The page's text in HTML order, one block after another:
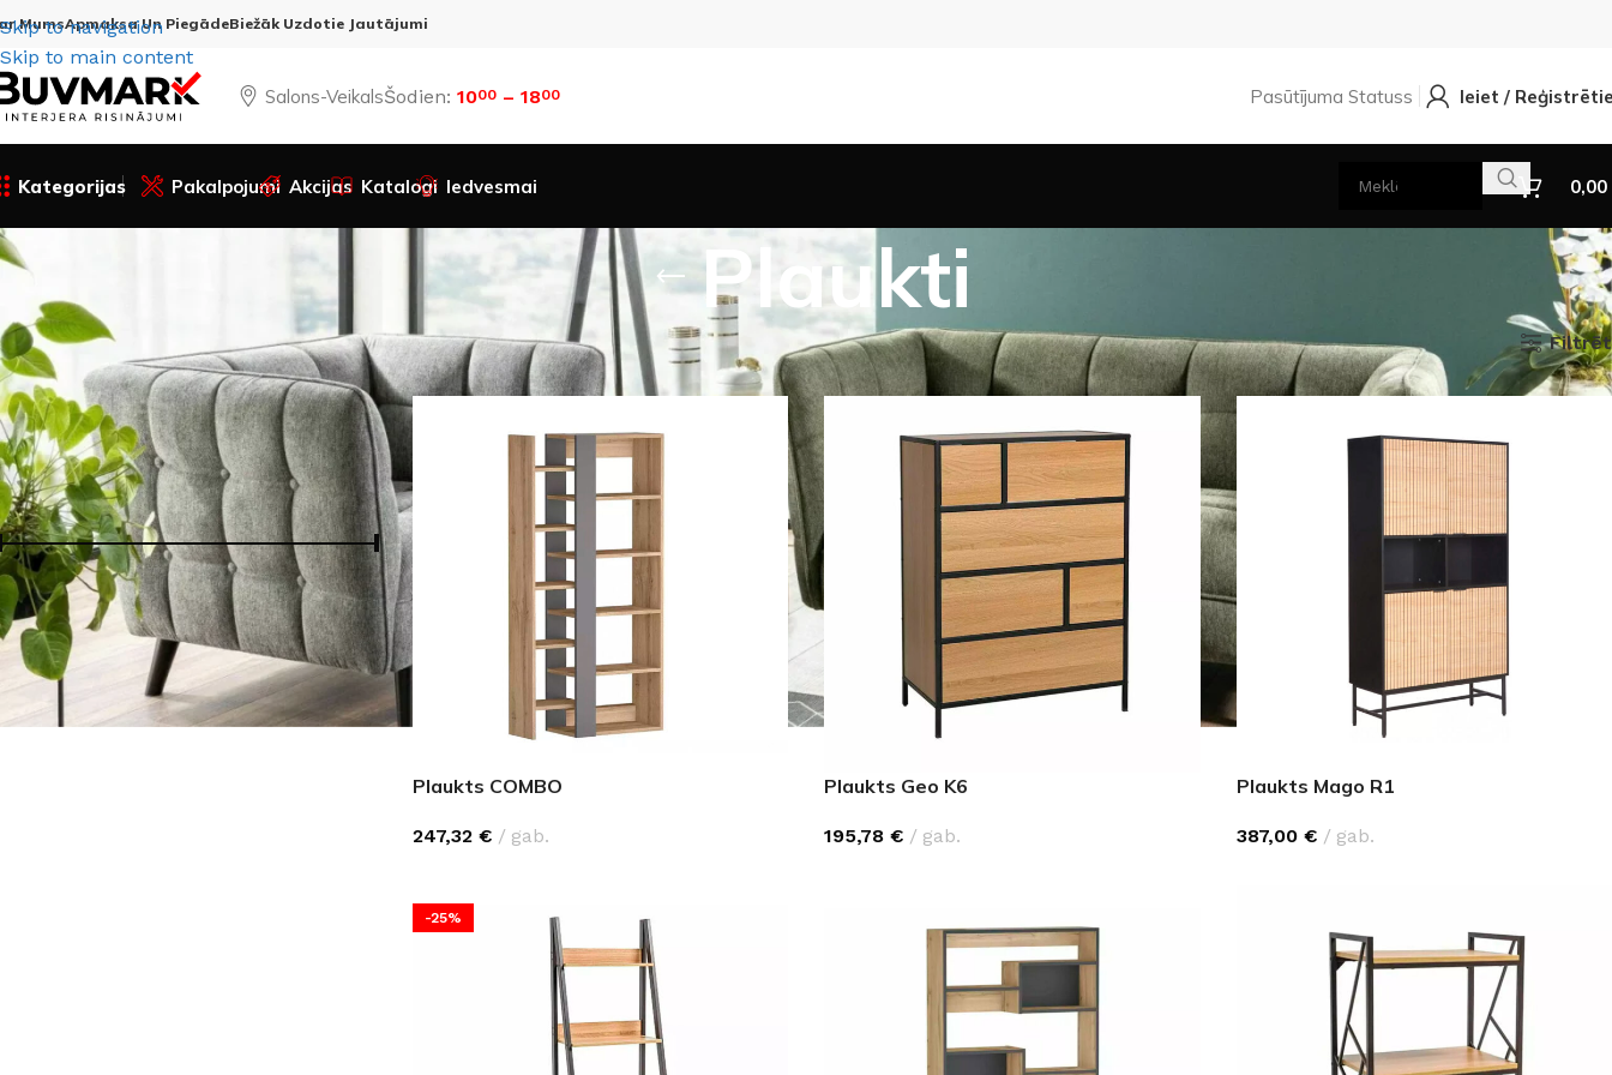
Skip to navigation
Skip to main content
MumsApmaksa Un PiegādeBiežāk Uzdotie Jautājumi
Salons-VeikalsŠodien: 1000 – 1800 Pasūtījuma Statuss Ieiet /
Kategorijas Pakalpojumi Akcijas Katalogi Iedvesmai 0,00
Plaukti
Preces statuss:
Akcijas preces
Cena:
FILTRS
Cena:50 €—2990 €
Sākums Visas preces Mēbeles Plaukti Rādīt 9 12 18 24 Filtrēt
Plaukts COMBO
247,32 € gab.
Plaukts Geo K6
195,78 € gab.
Plaukts Mago R1
387,00 € gab.
-25%